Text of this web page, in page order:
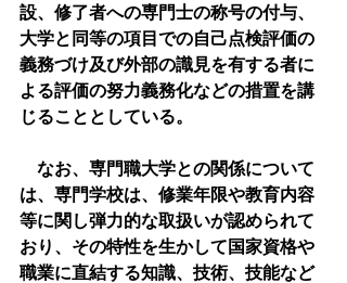
設、修了者への専門士の称号の付与、
大学と同等の項目での自己点検評価の
義務づけ及び外部の識見を有する者に
よる評価の努力義務化などの措置を講
じることとしている。
なお、専門職大学との関係について
は、専門学校は、修業年限や教育内容
等に関し弾力的な取扱いが認められて
おり、その特性を生かして国家資格や
職業に直結する知識、技術、技能など